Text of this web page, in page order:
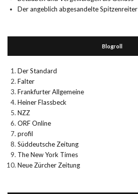
Der angeblich abgesandelte Spitzenreiter
Blogroll
Der Standard
Falter
Frankfurter Allgemeine
Heiner Flassbeck
NZZ
ORF Online
profil
Süddeutsche Zeitung
The New York Times
Neue Zürcher Zeitung